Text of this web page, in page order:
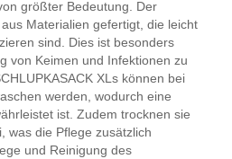
größter Bedeutung. Der
Materialien gefertigt, die leicht
sind. Dies ist besonders
von Keimen und Infektionen zu
XLs können bei
werden, wodurch eine
ist. Zudem trocknen sie
was die Pflege zusätzlich
und Reinigung des